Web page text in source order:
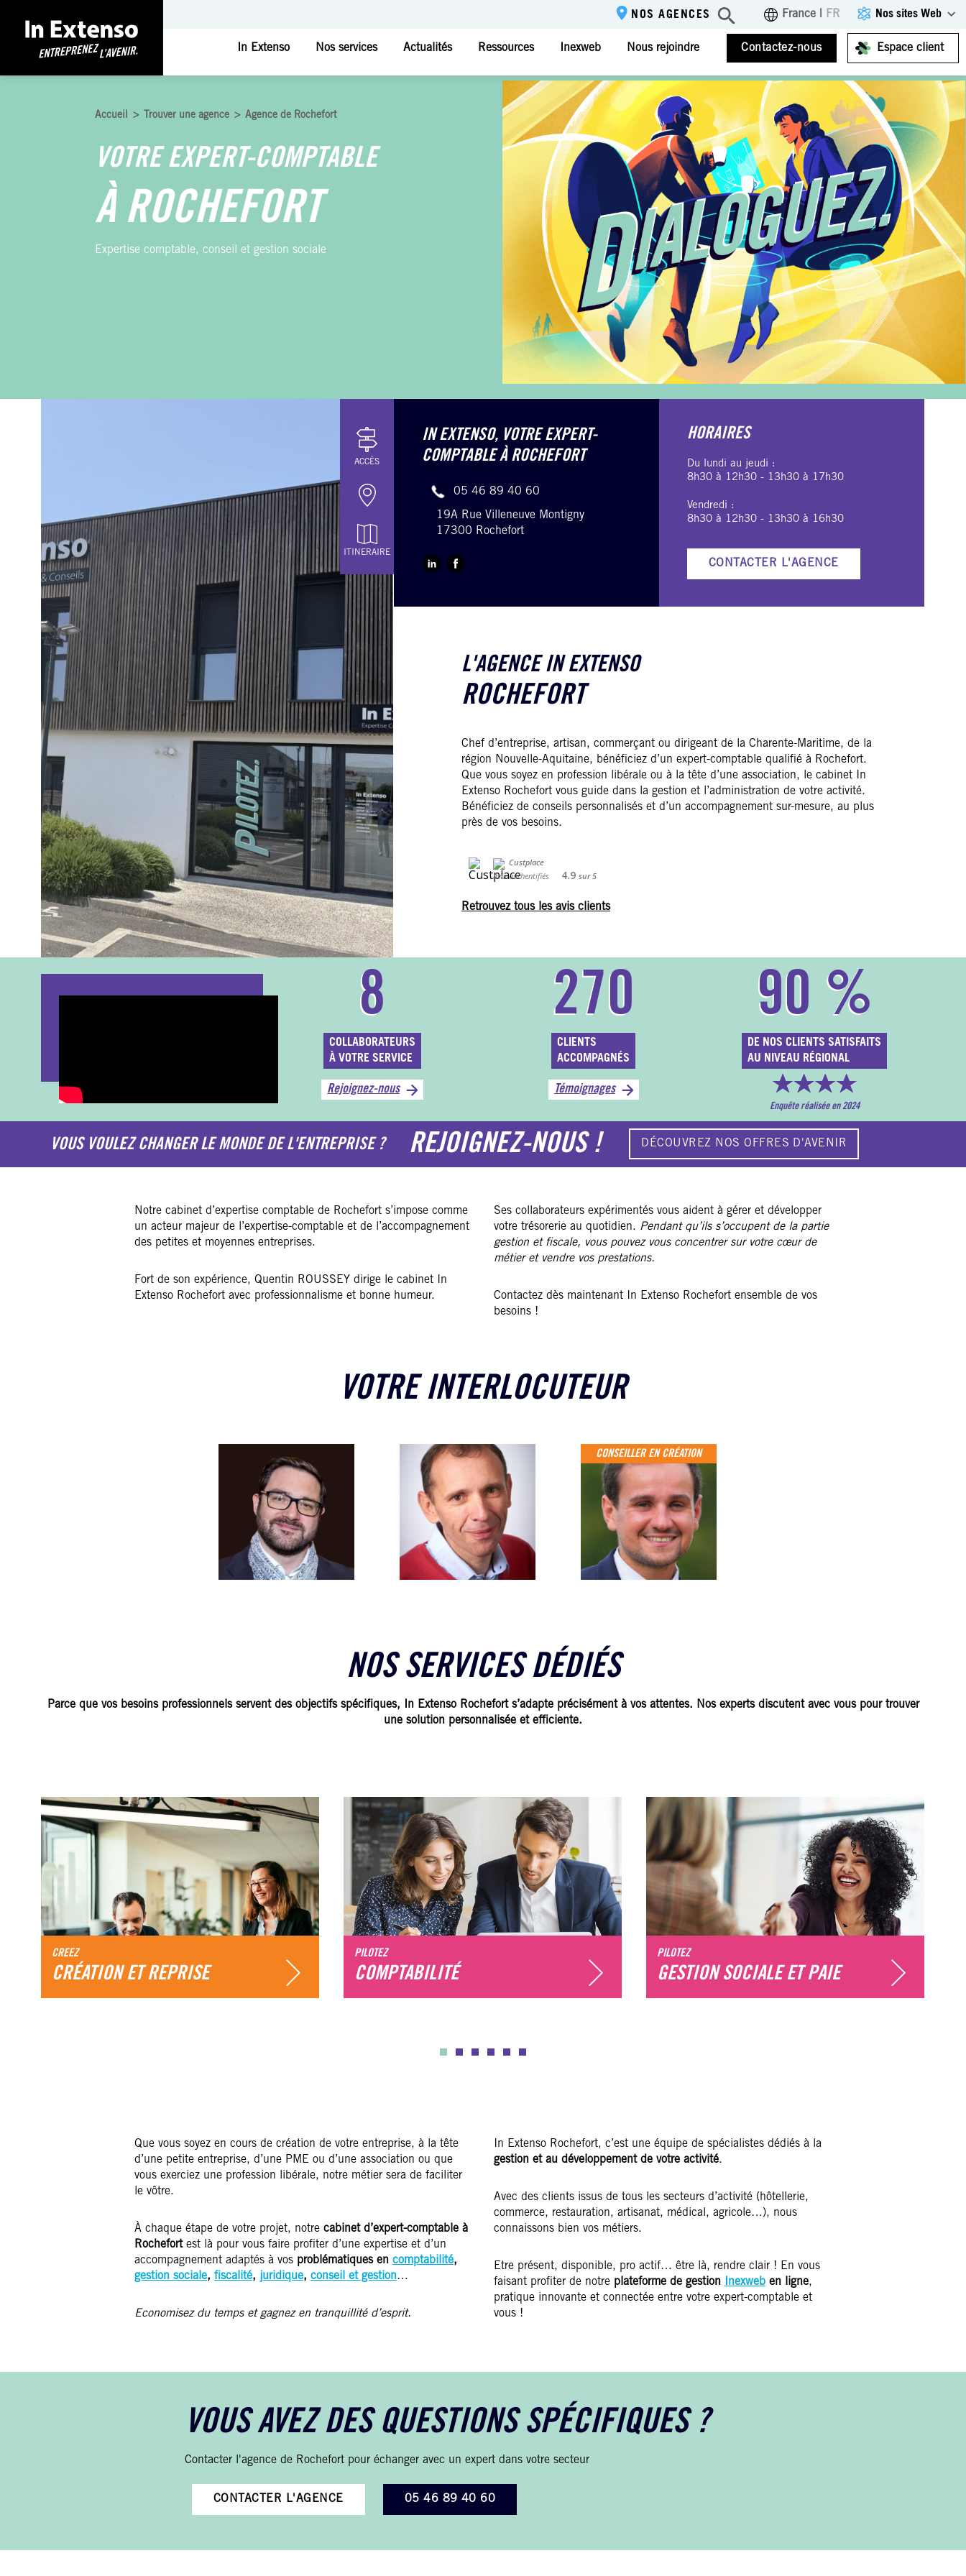
NOS AGENCES France FR Nos sites Web
In Extenso Nos services Actualités Ressources Inexweb Nous rejoindre Contactez-nous Espace client
Accueil > Trouver une agence > Agence de Rochefort
VOTRE EXPERT-COMPTABLE
À ROCHEFORT
Expertise comptable, conseil et gestion sociale
ACCÈS
ITINERAIRE
IN EXTENSO, VOTRE EXPERT-
COMPTABLE À ROCHEFORT
05 46 89 40 60
19A Rue Villeneuve Montigny
17300 Rochefort
HORAIRES
Du lundi au jeudi :
8h30 à 12h30 - 13h30 à 17h30
Vendredi :
8h30 à 12h30 - 13h30 à 16h30
CONTACTER L'AGENCE
L'AGENCE IN EXTENSO
ROCHEFORT
Chef d’entreprise, artisan, commerçant ou dirigeant de la Charente-Maritime, de la
région Nouvelle-Aquitaine, bénéficiez d’un expert-comptable qualifié à Rochefort.
Que vous soyez en profession libérale ou à la tête d’une association, le cabinet In
Extenso Rochefort vous guide dans la gestion et l’administration de votre activité.
Bénéficiez de conseils personnalisés et d’un accompagnement sur-mesure, au plus
près de vos besoins.
Avis authentifiés 4.9 sur5
Retrouvez tous les avis clients
8
COLLABORATEURS
À VOTRE SERVICE
Rejoignez-nous
270
CLIENTS
ACCOMPAGNÉS
Témoignages
90 %
DE NOS CLIENTS SATISFAITS
AU NIVEAU RÉGIONAL
Enquête réalisée en 2024
VOUS VOULEZ CHANGER LE MONDE DE L'ENTREPRISE ? REJOIGNEZ-NOUS ! DÉCOUVREZ NOS OFFRES D'AVENIR
Notre cabinet d’expertise comptable de Rochefort s’impose comme
un acteur majeur de l’expertise-comptable et de l’accompagnement
des petites et moyennes entreprises.
Fort de son expérience, Quentin ROUSSEY dirige le cabinet In
Extenso Rochefort avec professionnalisme et bonne humeur.
Ses collaborateurs expérimentés vous aident à gérer et développer
votre trésorerie au quotidien. Pendant qu’ils s’occupent de la partie
gestion et fiscale, vous pouvez vous concentrer sur votre cœur de
métier et vendre vos prestations.
Contactez dès maintenant In Extenso Rochefort ensemble de vos
besoins !
VOTRE INTERLOCUTEUR
Associé, Directeur
Associé, Expert-
CONSEILLER EN CRÉATION
BENJAMIN MORTIER
Conseiller en création
06 74 02 83 75
NOS SERVICES DÉDIÉS
Parce que vos besoins professionnels servent des objectifs spécifiques, In Extenso Rochefort s’adapte précisément à vos attentes. Nos experts discutent avec vous pour trouver
une solution personnalisée et efficiente.
CREEZ
CRÉATION ET REPRISE
PILOTEZ
COMPTABILITÉ
PILOTEZ
GESTION SOCIALE ET PAIE
Que vous soyez en cours de création de votre entreprise, à la tête
d’une petite entreprise, d’une PME ou d’une association ou que
vous exerciez une profession libérale, notre métier sera de faciliter
le vôtre.
À chaque étape de votre projet, notre cabinet d’expert-comptable à
Rochefortest là pour vous faire profiter d’une expertise et d’un
accompagnement adaptés à vos problématiques en comptabilité,
gestion sociale, fiscalité, juridique, conseil et gestion…
Economisez du temps et gagnez en tranquillité d’esprit.
In Extenso Rochefort, c’est une équipe de spécialistes dédiés à la
gestion et au développement de votre activité.
Avec des clients issus de tous les secteurs d’activité (hôtellerie,
commerce, restauration, artisanat, médical, agricole…), nous
connaissons bien vos métiers.
Etre présent, disponible, pro actif… être là, rendre clair ! En vous
faisant profiter de notre plateforme de gestion Inexweben ligne,
pratique innovante et connectée entre votre expert-comptable et
vous !
VOUS AVEZ DES QUESTIONS SPÉCIFIQUES ?
Contacter l'agence de Rochefort pour échanger avec un expert dans votre secteur
CONTACTER L'AGENCE 05 46 89 40 60